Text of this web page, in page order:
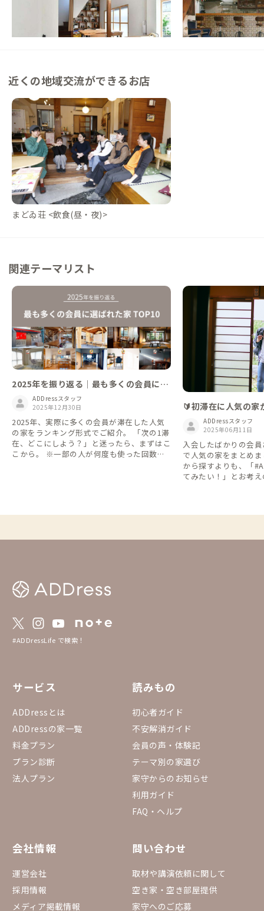
浅草の奥座敷に住まう、帯屋をリノベした古
この家からの距離 4km
【隅田川・浅草エリ
囲まれた奥浅草のリ
この家からの距離 5km
近くの地域交流ができるお店
まどゐ荘 <飲食(昼・夜)>
関連テーマリスト
2025年を振り返る｜最も多くの会員に予
約された家 TOP10
ADDressスタッフ
2025年12月30日
2025年、実際に多くの会員が滞在した人気
の家をランキング形式でご紹介。 「次の1滞
在、どこにしよう？」と迷ったら、まずはこ
こから。 ※一部の人が何度も使った回数で
🔰初滞在に人気の
eをはじめよう
ADDressスタッフ
2025年06月11日
入会したばかりの会
で人気の家をまとめ
から探すよりも、「
てみたい！」とお考
#ADDressLife で検索！
サービス
ADDressとは
ADDressの家一覧
料金プラン
プラン診断
法人プラン
読みもの
初心者ガイド
不安解消ガイド
会員の声・体験記
テーマ別の家選び
家守からのお知らせ
利用ガイド
FAQ・ヘルプ
会社情報
運営会社
採用情報
メディア掲載情報
問い合わせ
取材や講演依頼に関して
空き家・空き部屋提供
家守へのご応募